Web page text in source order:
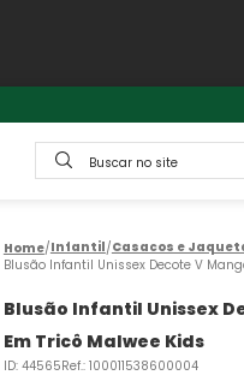
Buscar no site
Infantil Casacos e
Blusão Infantil Unissex Decote V
Blusão Infantil Unissex
Em Tricô Malwee Kids
ID: 44565Ref.: 100011538600004